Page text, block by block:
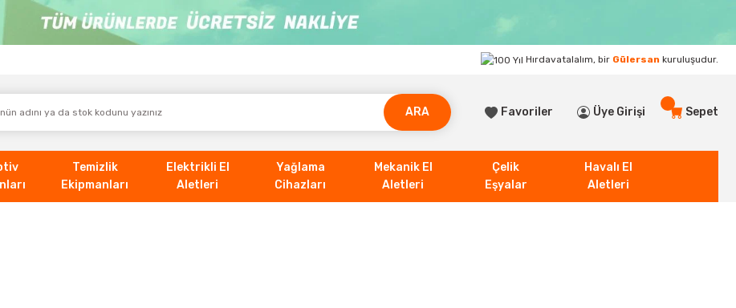
Hırdavatalalım, bir Gülersan kuruluşudur.
ARA Favoriler Üye Girişi Sepet
Temizlik
Ekipmanları
Elektrikli El
Aletleri
Yağlama
Cihazları
Mekanik El
Aletleri
Çelik
Eşyalar
Havalı El
Aletleri